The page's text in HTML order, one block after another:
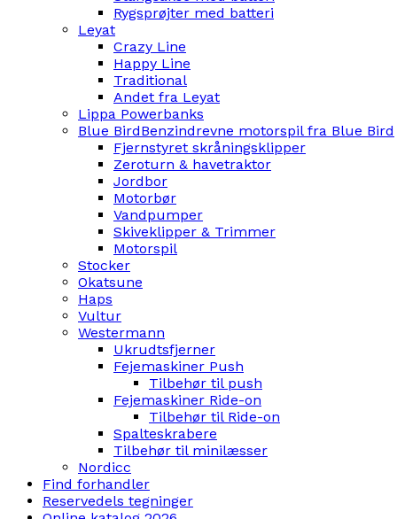
Rygsprøjter med batteri
Leyat
Crazy Line
Happy Line
Traditional
Andet fra Leyat
Lippa Powerbanks
Blue BirdBenzindrevne motorspil fra Blue Bird
Fjernstyret skråningsklipper
Zeroturn & havetraktor
Jordbor
Motorbør
Vandpumper
Skiveklipper & Trimmer
Motorspil
Stocker
Okatsune
Haps
Vultur
Westermann
Ukrudtsfjerner
Fejemaskiner Push
Tilbehør til push
Fejemaskiner Ride-on
Tilbehør til Ride-on
Spalteskrabere
Tilbehør til minilæsser
Nordicc
Find forhandler
Reservedels tegninger